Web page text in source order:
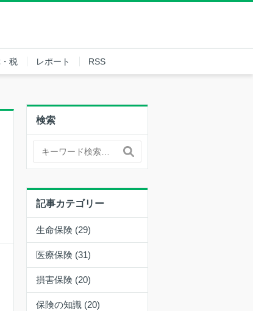
税 レポート RSS
検索
記事カテゴリー
生命保険 (29)
医療保険 (31)
損害保険 (20)
保険の知識 (20)